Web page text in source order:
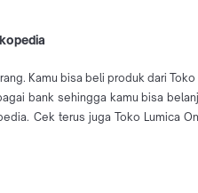
Kamu bisa beli produk dari
bank sehingga kamu bisa
Cek terus juga Toko Lumica